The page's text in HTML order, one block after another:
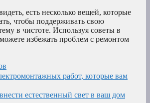
есть несколько вещей, которые
чтобы поддерживать свою
в чистоте. Используя советы в
избежать проблем с ремонтом
работ, которые вам
естественный свет в ваш дом